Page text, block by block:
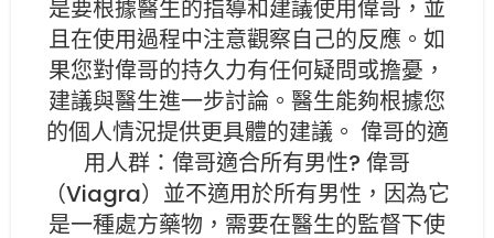
是要根據醫生的指導和建議使用偉哥，並
且在使用過程中注意觀察自己的反應。如
果您對偉哥的持久力有任何疑問或擔憂，
建議與醫生進一步討論。醫生能夠根據您
的個人情況提供更具體的建議。 偉哥的適
用人群：偉哥適合所有男性? 偉哥
（Viagra）並不適用於所有男性，因為它
是一種處方藥物，需要在醫生的監督下使